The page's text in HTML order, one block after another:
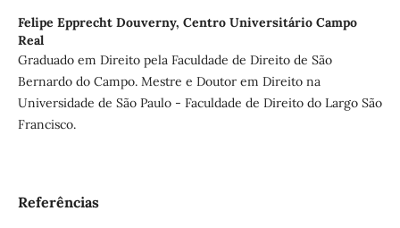
Felipe Epprecht Douverny, Centro Universitário Campo
Real
Graduado em Direito pela Faculdade de Direito de São
Bernardo do Campo. Mestre e Doutor em Direito na
Universidade de São Paulo - Faculdade de Direito do Largo São
Francisco.
Referências